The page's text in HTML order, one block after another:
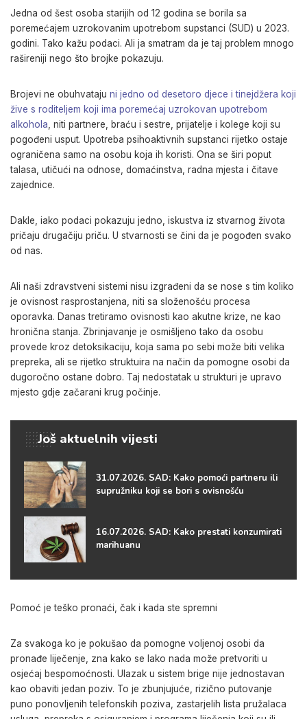
Jedna od šest osoba starijih od 12 godina se borila sa
poremećajem uzrokovanim upotrebom supstanci (SUD) u 2023.
godini. Tako kažu podaci. Ali ja smatram da je taj problem mnogo
rašireniji nego što brojke pokazuju.
Brojevi ne obuhvataju ni jedno od desetoro djece i tinejdžera koji
žive s roditeljem koji ima poremećaj uzrokovan upotrebom
alkohola , niti partnere, braću i sestre, prijatelje i kolege koji su
pogođeni usput. Upotreba psihoaktivnih supstanci rijetko ostaje
ograničena samo na osobu koja ih koristi. Ona se širi poput
talasa, utičući na odnose, domaćinstva, radna mjesta i čitave
zajednice.
Dakle, iako podaci pokazuju jedno, iskustva iz stvarnog života
pričaju drugačiju priču. U stvarnosti se čini da je pogođen svako
od nas.
Ali naši zdravstveni sistemi nisu izgrađeni da se nose s tim koliko
je ovisnost rasprostanjena, niti sa složenošću procesa
oporavka. Danas tretiramo ovisnosti kao akutne krize, ne kao
hronična stanja. Zbrinjavanje je osmišljeno tako da osobu
provede kroz detoksikaciju, koja sama po sebi može biti velika
prepreka, ali se rijetko struktuira na način da pomogne osobi da
dugoročno ostane dobro. Taj nedostatak u strukturi je upravo
mjesto gdje začarani krug počinje.
Još aktuelnih vijesti
31.07.2026. SAD: Kako pomoći partneru ili
supružniku koji se bori s ovisnošću
16.07.2026. SAD: Kako prestati konzumirati
marihuanu
Pomoć je teško pronaći, čak i kada ste spremni
Za svakoga ko je pokušao da pomogne voljenoj osobi da
pronađe liječenje, zna kako se lako nada može pretvoriti u
osjećaj bespomoćnosti. Ulazak u sistem brige nije jednostavan
kao obaviti jedan poziv. To je zbunjujuće, rizično putovanje
puno ponovljenih telefonskih poziva, zastarjelih lista pružalaca